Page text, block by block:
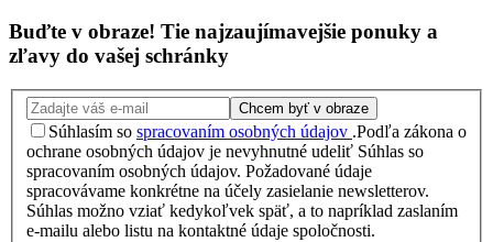
Buďte v obraze! Tie najzaujímavejšie ponuky a
zľavy do vašej schránky
Chcem byť v obraze
Súhlasím so spracovaním osobných údajov .Podľa zákona o
ochrane osobných údajov je nevyhnutné udeliť Súhlas so
spracovaním osobných údajov. Požadované údaje
spracovávame konkrétne na účely zasielanie newsletterov.
Súhlas možno vziať kedykoľvek späť, a to napríklad zaslaním
e-mailu alebo listu na kontaktné údaje spoločnosti.